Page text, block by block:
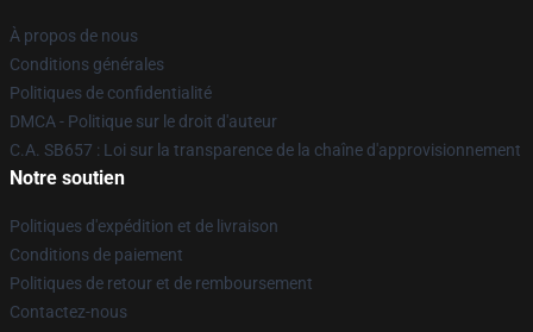
À propos de nous
Conditions générales
Politiques de confidentialité
DMCA - Politique sur le droit d'auteur
C.A. SB657 : Loi sur la transparence de la chaîne d'approvisionnement
Notre soutien
Politiques d'expédition et de livraison
Conditions de paiement
Politiques de retour et de remboursement
Contactez-nous